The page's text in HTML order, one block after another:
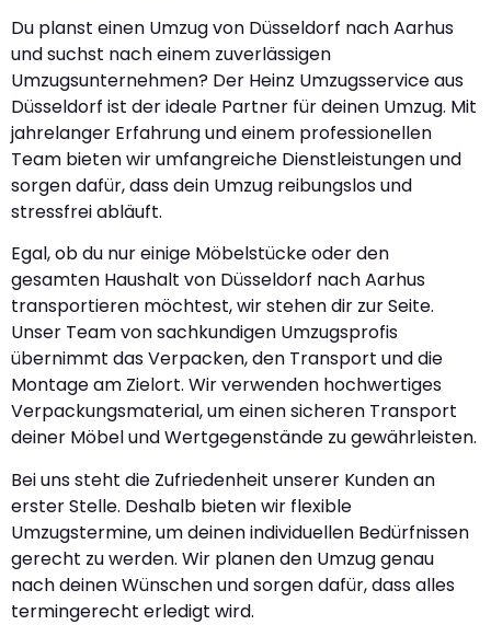
Du planst einen Umzug von Düsseldorf nach Aarhus
und suchst nach einem zuverlässigen
Umzugsunternehmen? Der Heinz Umzugsservice aus
Düsseldorf ist der ideale Partner für deinen Umzug. Mit
jahrelanger Erfahrung und einem professionellen
Team bieten wir umfangreiche Dienstleistungen und
sorgen dafür, dass dein Umzug reibungslos und
stressfrei abläuft.
Egal, ob du nur einige Möbelstücke oder den
gesamten Haushalt von Düsseldorf nach Aarhus
transportieren möchtest, wir stehen dir zur Seite.
Unser Team von sachkundigen Umzugsprofis
übernimmt das Verpacken, den Transport und die
Montage am Zielort. Wir verwenden hochwertiges
Verpackungsmaterial, um einen sicheren Transport
deiner Möbel und Wertgegenstände zu gewährleisten.
Bei uns steht die Zufriedenheit unserer Kunden an
erster Stelle. Deshalb bieten wir flexible
Umzugstermine, um deinen individuellen Bedürfnissen
gerecht zu werden. Wir planen den Umzug genau
nach deinen Wünschen und sorgen dafür, dass alles
termingerecht erledigt wird.